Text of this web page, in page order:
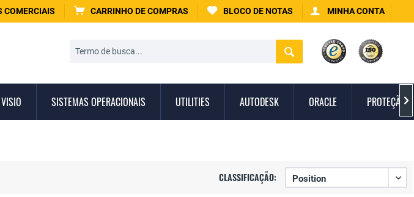
COMERCIAIS CARRINHO DE COMPRAS BLOCO DE NOTAS MINHA CONTA
SISTEMAS OPERACIONAIS UTILITIES AUTODESK ORACLE PROTEÇÃO
CLASSIFICAÇÃO: